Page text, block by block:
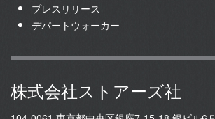
プレスリリース
デパートウォーカー
株式会社ストアーズ社